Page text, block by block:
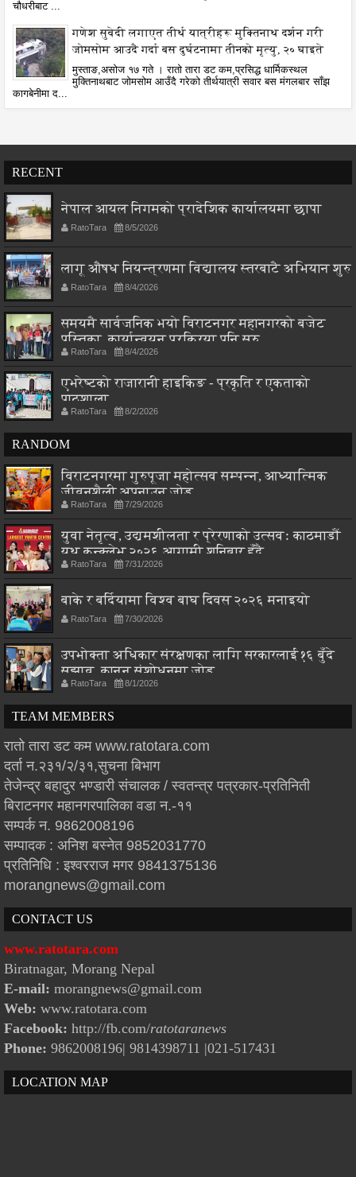
चौधरीबाट ...
गणेश सुवेदी लगाएत तीर्थ यात्रीहरू मुक्तिनाथ दर्शन गरी
जोमसोम आउदै गर्दा बस दुर्घटनामा तीनको मृत्यु, २० घाइते
मुस्ताङ,असोज १७ गते । रातो तारा डट कम,प्रसिद्ध धार्मिकस्थल
मुक्तिनाथबाट जोमसोम आउँदै गरेको तीर्थयात्री सवार बस मंगलबार साँझ
कागबेनीमा द...
RECENT
नेपाल आयल निगमको प्रादेशिक कार्यालयमा छापा
RatoTara 8/5/2026
लागू औषध नियन्त्रणमा विद्यालय स्तरबाटै अभियान शुरु
RatoTara 8/4/2026
समयमै सार्वजनिक भयो विराटनगर महानगरको बजेट
पुस्तिका, कार्यान्वयन प्रक्रिया पनि सुरु
RatoTara 8/4/2026
एभरेष्टको राजारानी हाइकिङ - प्रकृति र एकताको
पाठशाला
RatoTara 8/2/2026
RANDOM
विराटनगरमा गुरुपूजा महोत्सव सम्पन्न, आध्यात्मिक
जीवनशैली अपनाउन जोड
RatoTara 7/29/2026
युवा नेतृत्व, उद्यमशीलता र प्रेरणाको उत्सवः काठमाडौं
युथ कन्क्लेभ २०२६ आगामी शनिबार हुँदै
RatoTara 7/31/2026
बाके र बर्दियामा विश्व बाघ दिवस २०२६ मनाइयो
RatoTara 7/30/2026
उपभोक्ता अधिकार संरक्षणका लागि सरकारलाई १६ बुँदे
सुझाव, कानुन संशोधनमा जोड
RatoTara 8/1/2026
TEAM MEMBERS
रातो तारा डट कम www.ratotara.com
दर्ता न.२३१/२/३१,सुचना बिभाग
तेजेन्द्र बहादुर भण्डारी संचालक / स्वतन्त्र पत्रकार-प्रतिनिती
बिराटनगर महानगरपालिका वडा न.-११
सम्पर्क न. 9862008196
सम्पादक : अनिश बस्नेत 9852031770
प्रतिनिधि : इश्वरराज मगर 9841375136
morangnews@gmail.com
CONTACT US
www.ratotara.com
Biratnagar, Morang Nepal
E-mail: morangnews@gmail.com
Web: www.ratotara.com
Facebook: http://fb.com/ratotaranews
Phone: 9862008196| 9814398711 |021-517431
LOCATION MAP